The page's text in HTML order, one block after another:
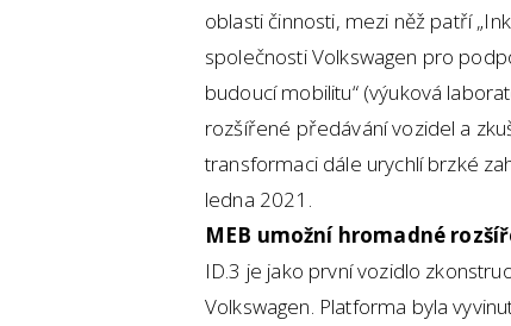
oblasti činnosti, mezi něž patří
společnosti Volkswagen pro
budoucí mobilitu“ (výuková
rozšířené předávání vozidel a
transformaci dále urychlí brzké
ledna 2021.
MEB umožní hromadné
ID.3 je jako první vozidlo
Volkswagen. Platforma byla